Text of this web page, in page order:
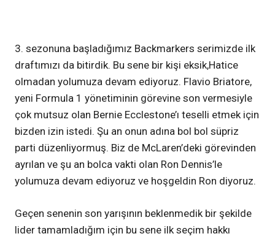
3. sezonuna başladığımız Backmarkers serimizde ilk
draftımızı da bitirdik. Bu sene bir kişi eksik,Hatice
olmadan yolumuza devam ediyoruz. Flavio Briatore,
yeni Formula 1 yönetiminin görevine son vermesiyle
çok mutsuz olan Bernie Ecclestone’ı teselli etmek için
bizden izin istedi. Şu an onun adına bol bol süpriz
parti düzenliyormuş. Biz de McLaren’deki görevinden
ayrılan ve şu an bolca vakti olan Ron Dennis’le
yolumuza devam ediyoruz ve hoşgeldin Ron diyoruz.
Geçen senenin son yarışının beklenmedik bir şekilde
lider tamamladığım için bu sene ilk seçim hakkı